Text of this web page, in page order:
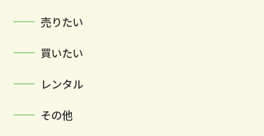
売りたい
買いたい
レンタル
その他